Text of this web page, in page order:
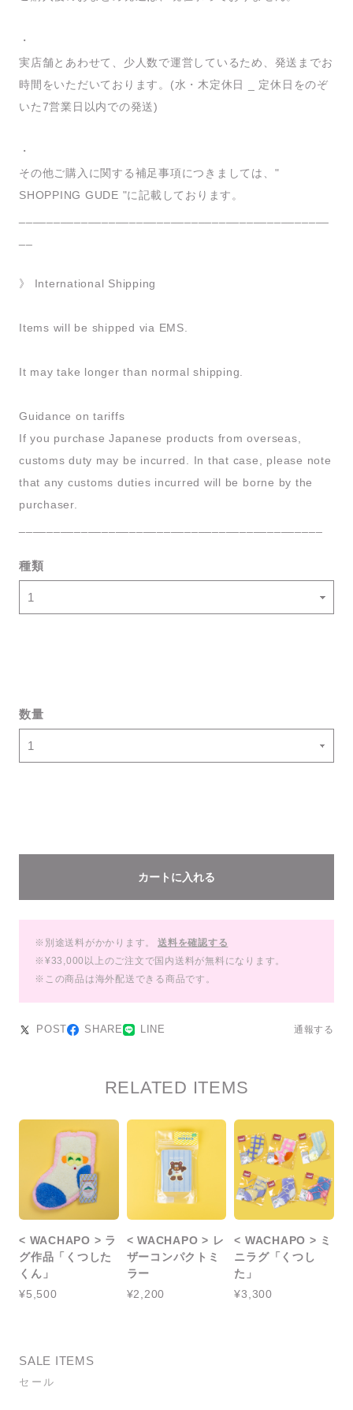
・
実店舗とあわせて、少人数で運営しているため、発送までお
時間をいただいております。(水・木定休日 _ 定休日をのぞ
いた7営業日以内での発送)
・
その他ご購入に関する補足事項につきましては、"
SHOPPING GUDE "に記載しております。
》 International Shipping
Items will be shipped via EMS.
It may take longer than normal shipping.
Guidance on tariffs
If you purchase Japanese products from overseas,
customs duty may be incurred. In that case, please note
that any customs duties incurred will be borne by the
purchaser.
種類
数量
カートに入れる
※別途送料がかかります。
送料を確認する
※¥33,000以上のご注文で国内送料が無料になります。
※この商品は海外配送できる商品です。
POST SHARE LINE 通報する
RELATED ITEMS
< WACHAPO > ラ
グ作品「くつした
くん」
¥5,500
< WACHAPO > レ
ザーコンパクトミ
ラー
¥2,200
< WACHAPO > ミ
ニラグ「くつし
た」
¥3,300
SALE ITEMS
セール